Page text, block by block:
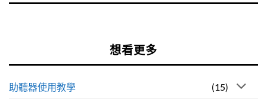
想看更多
助聽器使用教學 (15)